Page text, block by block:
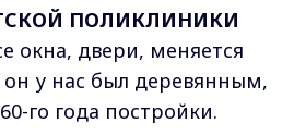
ПОЛИКЛИНИКИ
окна, двери, меняется
у нас был деревянным,
го года постройки.